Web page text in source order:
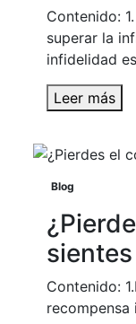
Contenido:
superar la
infidelidad
Leer más
Blog
Contenido:
recompensa